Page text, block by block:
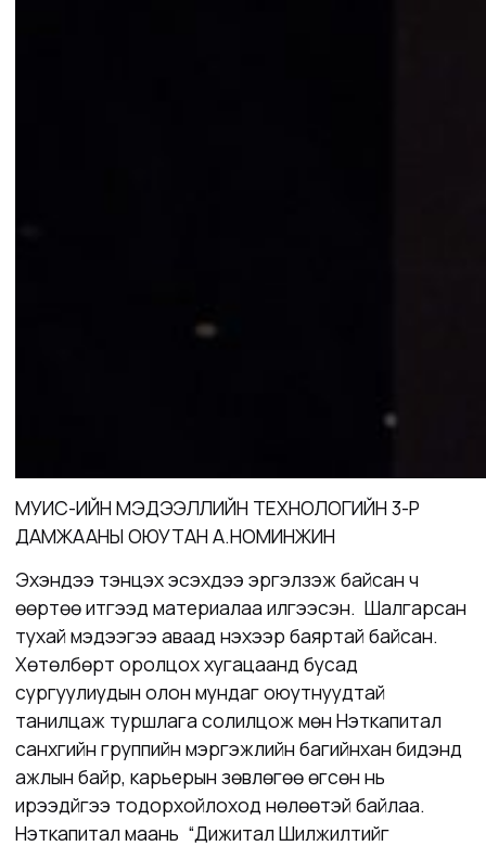
МУИС-ИЙН МЭДЭЭЛЛИЙН ТЕХНОЛОГИЙН 3-Р
ДАМЖААНЫ ОЮУТАН А.НОМИНЖИН
Эхэндээ тэнцэх эсэхдээ эргэлзэж байсан ч
өөртөө итгээд материалаа илгээсэн. Шалгарсан
тухай мэдээгээ аваад үнэхээр баяртай байсан.
Хөтөлбөрт оролцох хугацаанд бусад
сургуулиудын олон мундаг оюутнуудтай
танилцаж туршлага солилцож мөн Нэткапитал
санхүүгийн группийн мэргэжлийн багийнхан бидэнд
ажлын байр, карьерын зөвлөгөө өгсөн нь
ирээдүйгээ тодорхойлоход нөлөөтэй байлаа.
Нэткапитал маань “Дижитал Шилжилтийг